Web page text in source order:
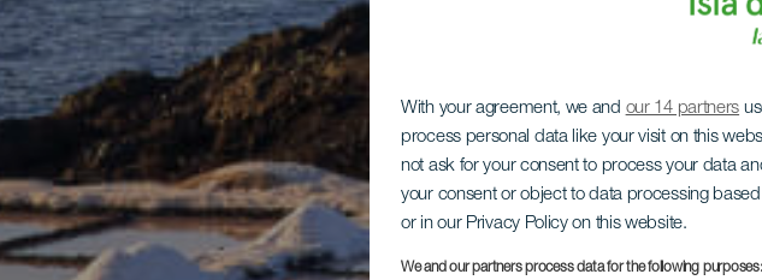
With your agreement, we and our 14 partners
process personal data like your visit on this
not ask for your consent to process your data
your consent or object to data processing
or in our Privacy Policy on this website.
We and our partners process data for the following purposes: